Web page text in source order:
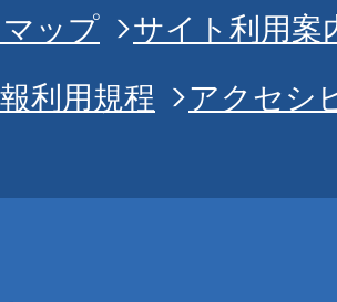
ップ
サイト利用案
利用規程
アクセシ